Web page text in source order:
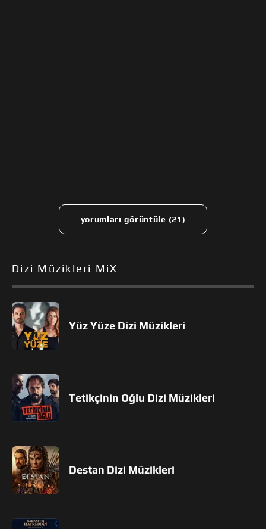
yorumları görüntüle (21)
Dizi Müzikleri MiX
Yüz Yüze Dizi Müzikleri
Tetikçinin Oğlu Dizi Müzikleri
Destan Dizi Müzikleri